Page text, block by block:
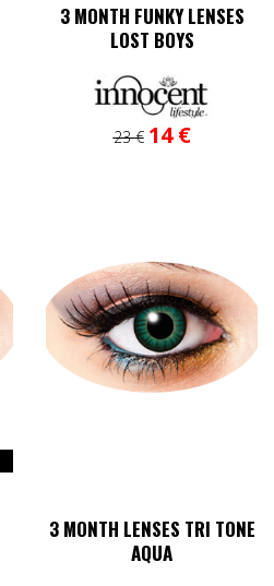
3 MONTH FUNKY LENSES
LOST BOYS
23€ Ursprünglicher
14€Aktueller
3 MONTH LENSES TRI TONE
AQUA